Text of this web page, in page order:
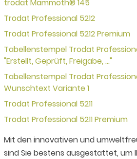
trodat Mammoth® 145
Trodat Professional 5212
Trodat Professional 5212 Premium
Tabellenstempel Trodat
"Erstellt, Geprüft, Freigabe, ..."
Tabellenstempel Trodat
Wunschtext Variante 1
Trodat Professional 5211
Trodat Professional 5211 Premium
Mit den innovativen und
sind Sie bestens ausgestattet, um